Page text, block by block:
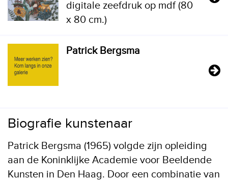
digitale zeefdruk op mdf (80
x 80 cm.)
Patrick Bergsma
Biografie kunstenaar
Patrick Bergsma (1965) volgde zijn opleiding
aan de Koninklijke Academie voor Beeldende
Kunsten in Den Haag. Door een combinatie van